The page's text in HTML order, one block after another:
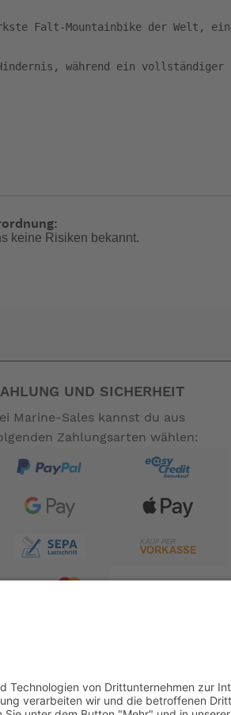
Falt-Mountainbike der Welt,
während ein vollständiger
mm
keine Risiken bekannt.
UND SICHERHEIT
Marine-Sales kannst du aus
Zahlungsarten wählen: